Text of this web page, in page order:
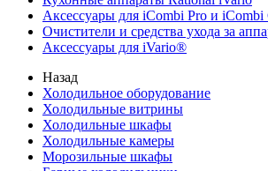
Аксессуары для iCombi Pro и iCombi
Очистители и средства ухода за
Аксессуары для iVario®
Назад
Холодильное оборудование
Холодильные витрины
Холодильные шкафы
Холодильные камеры
Морозильные шкафы